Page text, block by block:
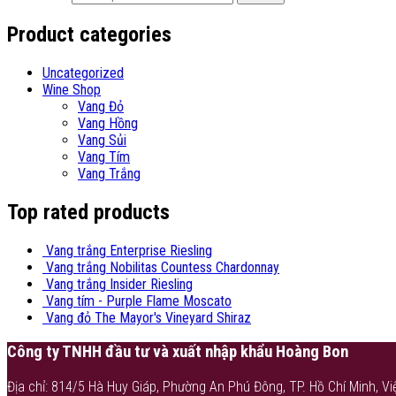
Product categories
Uncategorized
Wine Shop
Vang Đỏ
Vang Hồng
Vang Sủi
Vang Tím
Vang Trắng
Top rated products
Vang trắng Enterprise Riesling
Vang trắng Nobilitas Countess Chardonnay
Vang trắng Insider Riesling
Vang tím - Purple Flame Moscato
Vang đỏ The Mayor's Vineyard Shiraz
Công ty TNHH đầu tư và xuất nhập khẩu Hoàng Bon
Địa chỉ: 814/5 Hà Huy Giáp, Phường An Phú Đông, TP. Hồ Chí Minh,